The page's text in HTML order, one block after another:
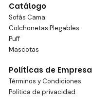
Catálogo
Sofás Cama
Colchonetas Plegables
Puff
Mascotas
Políticas de Empresa
Términos y Condiciones
Política de privacidad